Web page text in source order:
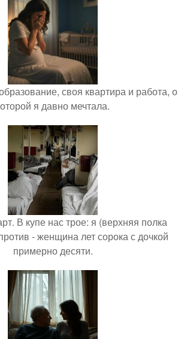
своя квартира и работа, о
я давно мечтала.
В купе нас трое: я (верхняя полка
- женщина лет сорока с дочкой
примерно десяти.